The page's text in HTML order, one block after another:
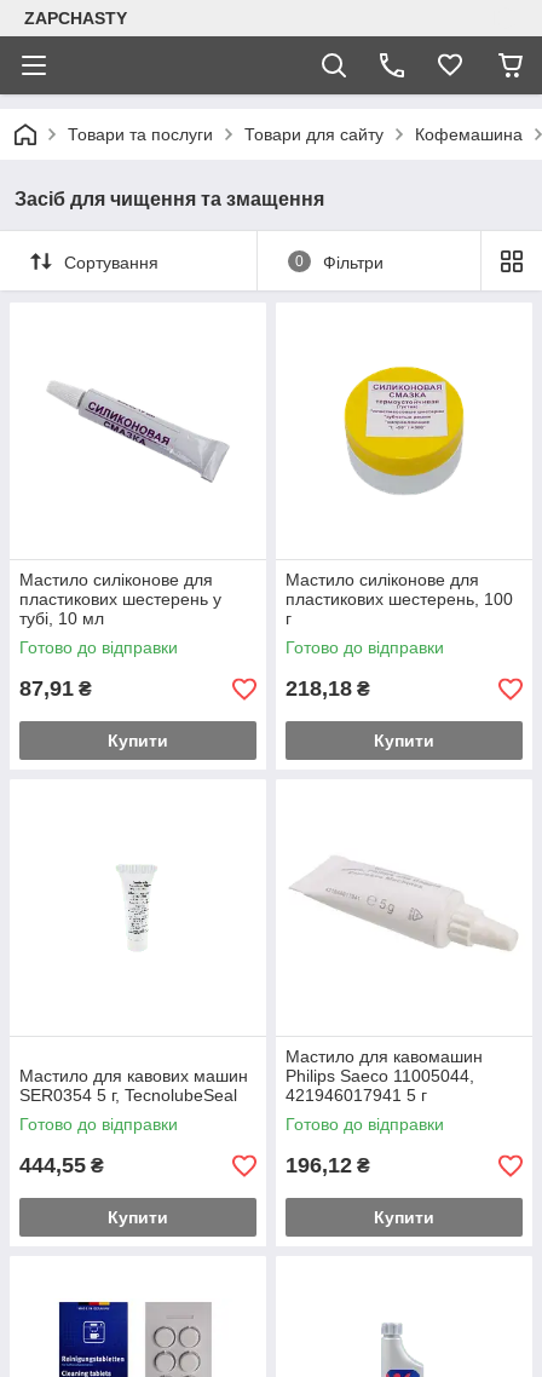
ZAPCHASTY
Товари та послуги Товари для сайту Кофемашина
Засіб для чищення та змащення
Сортування 0 Фільтри
Мастило силіконове для
пластикових шестерень у
тубі, 10 мл
Готово до відправки
87,91 ₴
Купити
Мастило силіконове для
пластикових шестерень, 100
г
Готово до відправки
218,18 ₴
Купити
Мастило для кавових машин
SER0354 5 г, TecnolubeSeal
Готово до відправки
444,55 ₴
Купити
Мастило для кавомашин
Philips Saeco 11005044,
421946017941 5 г
Готово до відправки
196,12 ₴
Купити